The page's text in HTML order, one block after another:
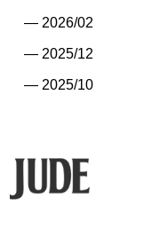
— 2026/02
— 2025/12
— 2025/10